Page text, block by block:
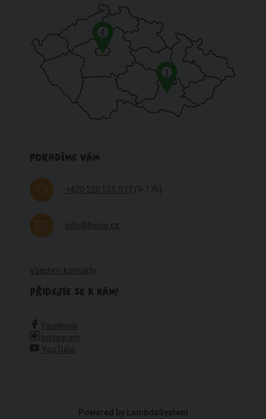
1
4
PORADÍME VÁM
+420 220 555 077 (9-17h)
info@biooo.cz
Všechny kontakty
PŘIDEJTE SE K NÁM!
Facebook
Instagram
YouTube
Powered by LambdaSystem